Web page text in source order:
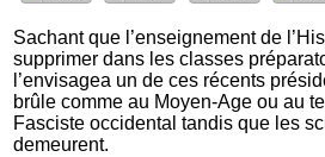
Sachant que l’enseignement de
supprimer dans les classes
l’envisagea un de ces récents
brûle comme au Moyen-Age ou au
Fasciste occidental tandis que les
demeurent.